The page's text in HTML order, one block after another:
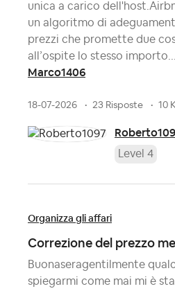
unica a carico
un algoritmo di
prezzi che promette due
all’ospite lo stesso importo...
Marco1406
18-07-2026 23 Risposte 10
Level 4
Organizza gli affari
Correzione del prezzo
Buonaseragentilmente
spiegarmi come mai mi è